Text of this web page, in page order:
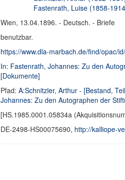
Fastenrath, Luise (1858-
Wien, 13.04.1896. - Deutsch. - Briefe
benutzbar.
https://www.dla-marbach.de/find/opac/
In: Fastenrath, Johannes: Zu den
[Dokumente]
Pfad: A:Schnitzler, Arthur - [Bestand,
Johannes: Zu den Autographen der
[HS.1985.0001.05834a
DE-2498-HS00075690, http://kalliope-